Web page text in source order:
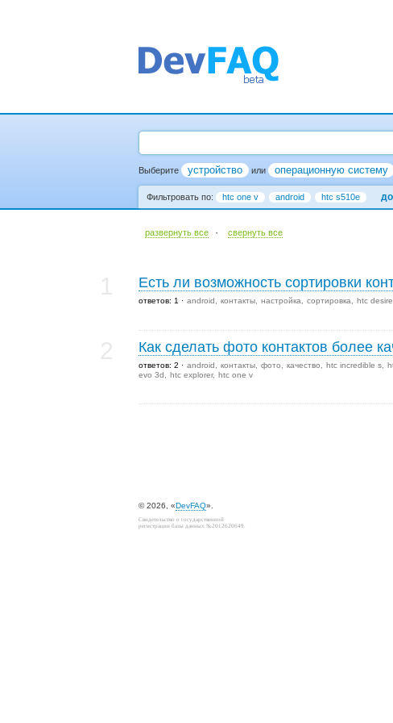
Выберите устройство или операционную систему
Фильтровать по: htc one v android htc s510e
развернуть все · cвернуть все
Есть ли возможность сортировки
ответов: 1 android контакты настройка сортировка htc
Как сделать фото контактов более
ответов: 2 android контакты фото качество htc incredible s
evo 3d
htc explorer htc one v
© 2026, «DevFAQ».
Свидетельство о государственной
регистрации базы данных №2012620649.